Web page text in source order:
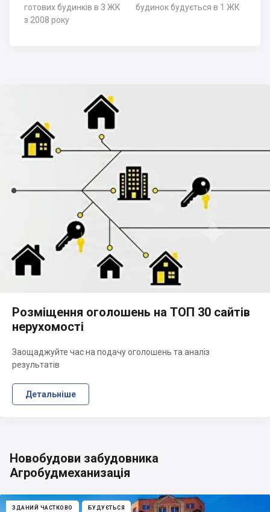
готових будинків в 3 ЖК
з 2008 року
будинок будується в 1 ЖК
Розміщення оголошень на ТОП 30 сайтів
нерухомості
Заощаджуйте час на подачу оголошень та аналіз
результатів
Детальніше
Новобудови забудовника
Агробудмеханизація
ЗДАНИЙ ЧАСТКОВО БУДУЄТЬСЯ